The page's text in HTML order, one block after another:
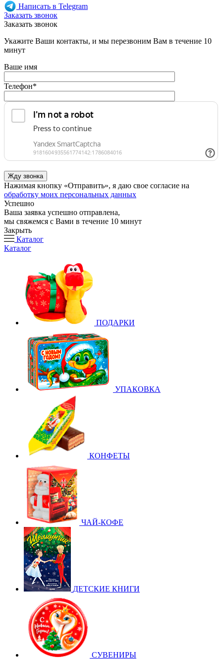
Написать в Telegram
Заказать звонок
Заказать звонок
Укажите Ваши контакты, и мы перезвоним Вам в течение 10
минут
Ваше имя
Телефон*
Нажимая кнопку «Отправить», я даю свое согласие на
обработку моих персональных данных
Успешно
Ваша заявка успешно отправлена,
мы свяжемся с Вами в течение 10 минут
Закрыть
Каталог
Каталог
ПОДАРКИ
УПАКОВКА
КОНФЕТЫ
ЧАЙ-КОФЕ
ДЕТСКИЕ КНИГИ
СУВЕНИРЫ